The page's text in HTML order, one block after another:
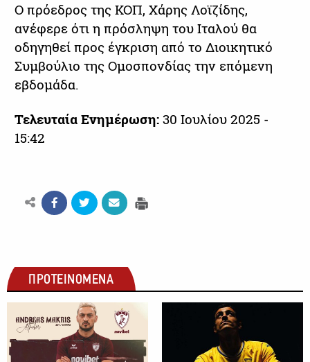
Ο πρόεδρος της ΚΟΠ, Χάρης Λοϊζίδης,
ανέφερε ότι η πρόσληψη του Ιταλού θα
οδηγηθεί προς έγκριση από το Διοικητικό
Συμβούλιο της Ομοσπονδίας την επόμενη
εβδομάδα.
Τελευταία Ενημέρωση:30 Ιουλίου 2025 -
15:42
ΠΡΟΤΕΙΝΟΜΕΝΑ
ΠΟΔΟΣΦΑΙΡΟ